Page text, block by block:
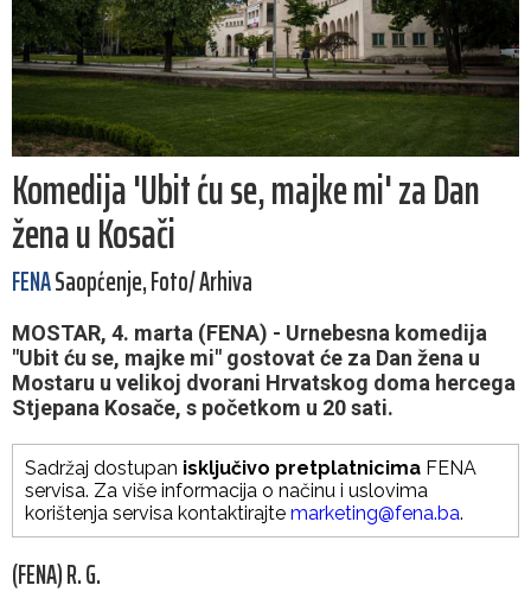
Komedija 'Ubit ću se, majke mi' za Dan
žena u Kosači
FENASaopćenje, Foto/ Arhiva
MOSTAR, 4. marta (FENA) - Urnebesna komedija
"Ubit ću se, majke mi" gostovat će za Dan žena u
Mostaru u velikoj dvorani Hrvatskog doma hercega
Stjepana Kosače, s početkom u 20 sati.
Sadržaj dostupan isključivo pretplatnicima FENA
servisa. Za više informacija o načinu i uslovima
korištenja servisa kontaktirajte marketing@fena.ba.
(FENA) R. G.